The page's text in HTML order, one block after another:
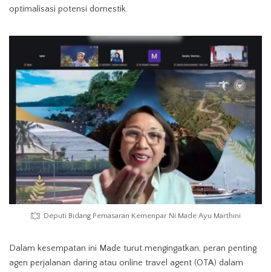
optimalisasi potensi domestik.
Deputi Bidang Pemasaran Kemenpar Ni Made Ayu Marthini
Dalam kesempatan ini Made turut mengingatkan, peran penting
agen perjalanan daring atau online travel agent (OTA) dalam